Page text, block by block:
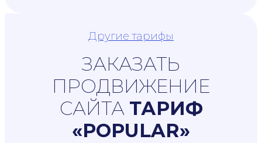
Другие тарифы
ЗАКАЗАТЬ
ПРОДВИЖЕНИЕ
САЙТА ТАРИФ
«POPULAR»